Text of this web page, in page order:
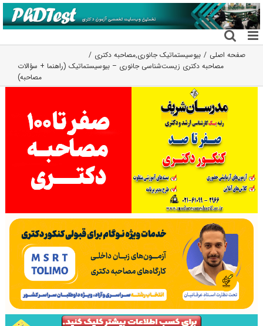
رفتن
به
محتوا
صفحه اصلی بیوسیستماتیک جانوری,مصاحبه دکتری
مصاحبه دکتری زیست‌شناسی جانوری – بیوسیستماتیک (راهنما + سؤالات
مصاحبه)